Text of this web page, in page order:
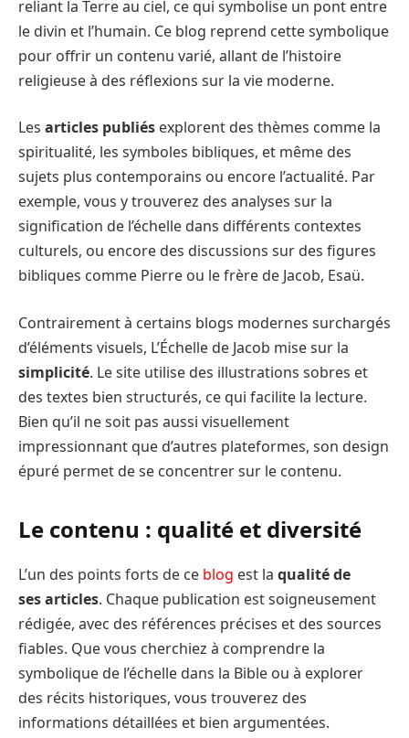
reliant la Terre au ciel, ce qui symbolise un pont entre
le divin et l’humain. Ce blog reprend cette symbolique
pour offrir un contenu varié, allant de l’histoire
religieuse à des réflexions sur la vie moderne.
Les articles publiés explorent des thèmes comme la
spiritualité, les symboles bibliques, et même des
sujets plus contemporains ou encore l’actualité. Par
exemple, vous y trouverez des analyses sur la
signification de l’échelle dans différents contextes
culturels, ou encore des discussions sur des figures
bibliques comme Pierre ou le frère de Jacob, Esaü.
Contrairement à certains blogs modernes surchargés
d’éléments visuels, L’Échelle de Jacob mise sur la
simplicité. Le site utilise des illustrations sobres et
des textes bien structurés, ce qui facilite la lecture.
Bien qu’il ne soit pas aussi visuellement
impressionnant que d’autres plateformes, son design
épuré permet de se concentrer sur le contenu.
Le contenu : qualité et diversité
L’un des points forts de ce blog est la qualité de
ses articles. Chaque publication est soigneusement
rédigée, avec des références précises et des sources
fiables. Que vous cherchiez à comprendre la
symbolique de l’échelle dans la Bible ou à explorer
des récits historiques, vous trouverez des
informations détaillées et bien argumentées.